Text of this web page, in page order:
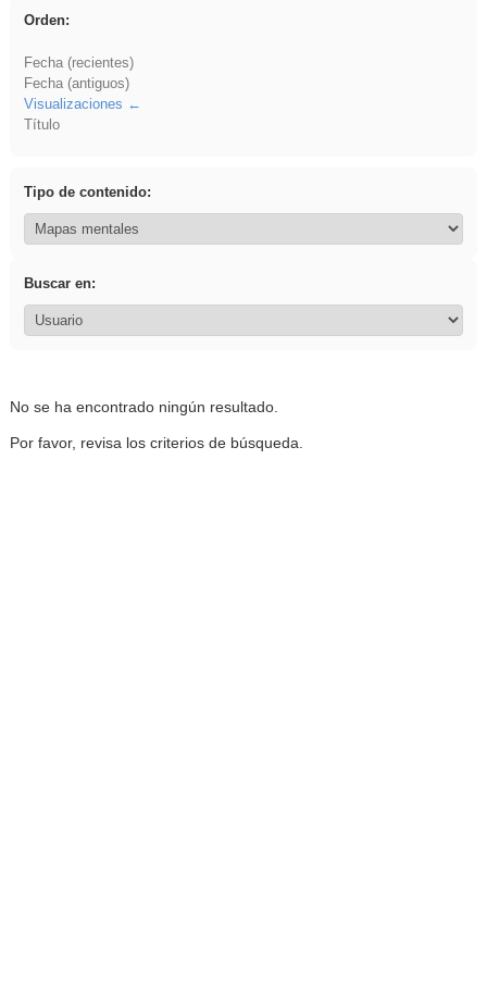
Orden:
Fecha (recientes)
Fecha (antiguos)
Visualizaciones
Título
Tipo de contenido:
Buscar en:
No se ha encontrado ningún resultado.
Por favor, revisa los criterios de búsqueda.